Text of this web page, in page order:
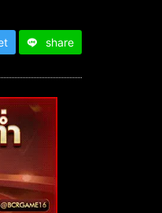
share